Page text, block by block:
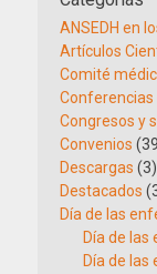
ANSEDH en
Artículos
Comité
Conferencias
Congresos y
Convenios
Descargas (3)
Destacados
Día de las
Día de
Día de